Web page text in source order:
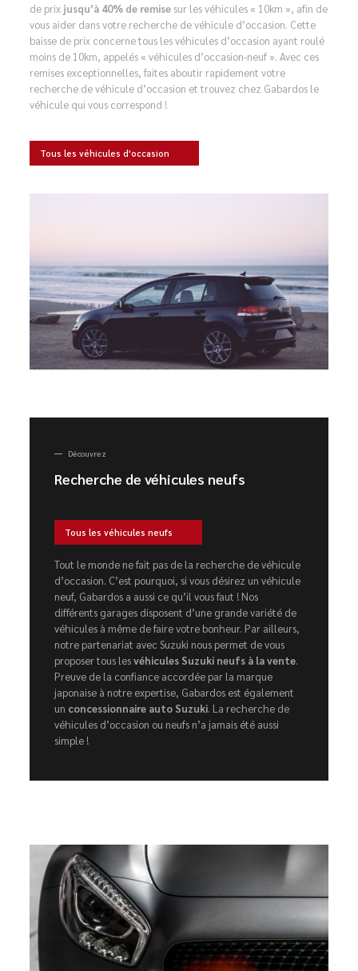
de prix jusqu’à 40% de remise sur les véhicules « 10km », afin de
vous aider dans votre recherche de véhicule d’occasion. Cette
baisse de prix concerne tous les véhicules d’occasion ayant roulé
moins de 10km, appelés « véhicules d’occasion-neuf ». Avec ces
remises exceptionnelles, faites aboutir rapidement votre
recherche de véhicule d’occasion et trouvez chez Gabardos le
véhicule qui vous correspond !
Tous les véhicules d'occasion
Découvrez
Recherche de véhicules neufs
Tous les véhicules neufs
Tout le monde ne fait pas de la recherche de véhicule
d’occasion. C’est pourquoi, si vous désirez un véhicule
neuf, Gabardos a aussi ce qu’il vous faut ! Nos
différents garages disposent d’une grande variété de
véhicules à même de faire votre bonheur. Par ailleurs,
notre partenariat avec Suzuki nous permet de vous
proposer tous lesvéhicules Suzuki neufs à la vente.
Preuve de la confiance accordée par la marque
japonaise à notre expertise, Gabardos est également
un concessionnaire auto Suzuki. La recherche de
véhicules d’occasion ou neufs n’a jamais été aussi
simple !